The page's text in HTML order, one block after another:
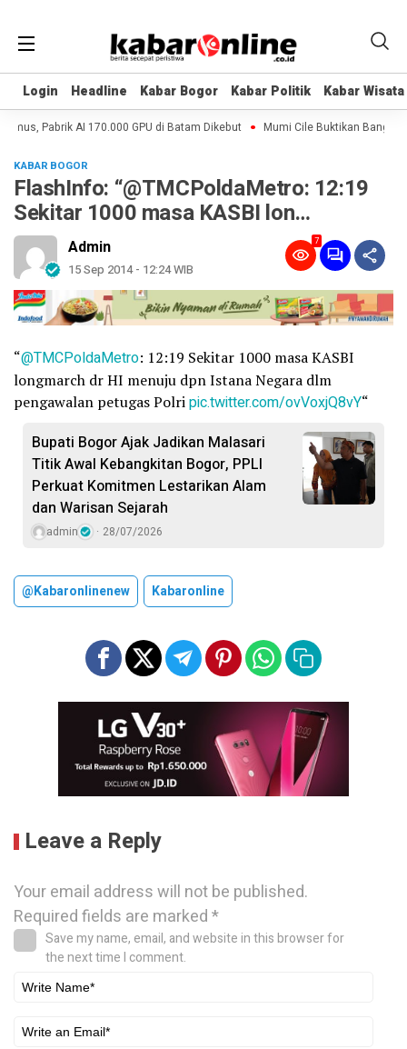
Login Headline Kabar Bogor Kabar Politik Kabar Wisata
Login Headline Kabar Bogor Kabar Politik Kabar Wisata
Pabrik AI 170.000 GPU di Batam Dikebut Mumi Cile Buktikan Bangsa
KABAR BOGOR
FlashInfo: “@TMCPoldaMetro: 12:19
Sekitar 1000 masa KASBI lon…
Admin
15 Sep 2014 - 12:24 WIB
7
“@TMCPoldaMetro: 12:19 Sekitar 1000 masa KASBI
longmarch dr HI menuju dpn Istana Negara dlm
pengawalan petugas Polripic.twitter.com/ovVoxjQ8vY“
Bupati Bogor Ajak Jadikan Malasari
Titik Awal Kebangkitan Bogor, PPLI
Perkuat Komitmen Lestarikan Alam
dan Warisan Sejarah
admin 28/07/2026
@kabaronlinenew Kabaronline
Leave a Reply
Your email address will not be published.
Required fields are marked*
Save my name, email, and website in this browser for
the next time I comment.